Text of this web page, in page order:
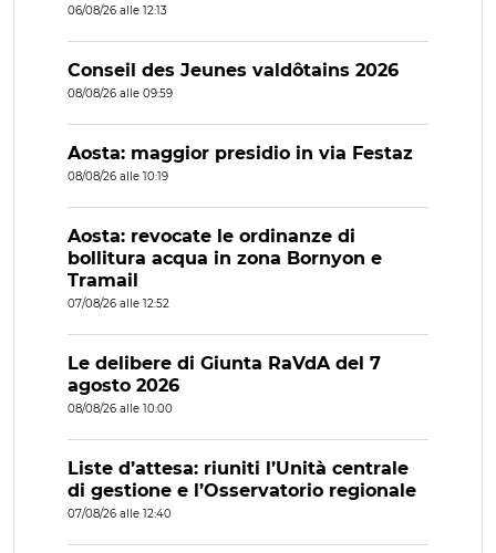
06/08/26 alle 12:13
Conseil des Jeunes valdôtains 2026
08/08/26 alle 09:59
Aosta: maggior presidio in via Festaz
08/08/26 alle 10:19
Aosta: revocate le ordinanze di
bollitura acqua in zona Bornyon e
Tramail
07/08/26 alle 12:52
Le delibere di Giunta RaVdA del 7
agosto 2026
08/08/26 alle 10:00
Liste d’attesa: riuniti l’Unità centrale
di gestione e l’Osservatorio regionale
07/08/26 alle 12:40